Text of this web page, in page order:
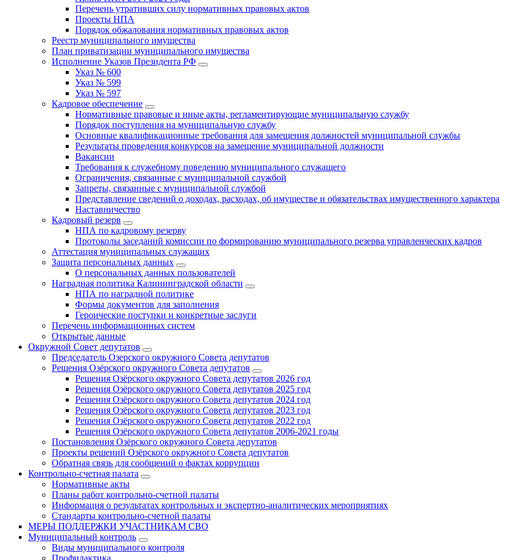
Перечень утративших силу нормативных правовых актов
Проекты НПА
Порядок обжалования нормативных правовых актов
Реестр муниципального имущества
План приватизации муниципального имущества
Исполнение Указов Президента РФ
Указ № 600
Указ № 599
Указ № 597
Кадровое обеспечение
Нормативные правовые и иные акты, регламентирующие муниципальную службу
Порядок поступления на муниципальную службу
Основные квалификационные требования для замещения должностей муниципальной службы
Результаты проведения конкурсов на замещение муниципальной должности
Вакансии
Требования к служебному поведению муниципального служащего
Ограничения, связанные с муниципальной службой
Запреты, связанные с муниципальной службой
Представление сведений о доходах, расходах, об имуществе и обязательствах имущественного характера
Наставничество
Кадровый резерв
НПА по кадровому резерву
Протоколы заседаний комиссии по формированию муниципального резерва управленческих кадров
Аттестация муниципальных служащих
Защита персональных данных
О персональных данных пользователей
Наградная политика Калининградской области
НПА по наградной политике
Формы документов для заполнения
Героические поступки и конкретные заслуги
Перечень информационных систем
Открытые данные
Окружной Совет депутатов
Председатель Озерского окружного Совета депутатов
Решения Озёрского окружного Совета депутатов
Решения Озёрского окружного Совета депутатов 2026 год
Решения Озёрского окружного Совета депутатов 2025 год
Решения Озёрского окружного Совета депутатов 2024 год
Решения Озёрского окружного Совета депутатов 2023 год
Решения Озёрского окружного Совета депутатов 2022 год
Решения Озёрского окружного Совета депутатов 2006-2021 годы
Постановления Озёрского окружного Совета депутатов
Проекты решений Озёрского окружного Совета депутатов
Обратная связь для сообщений о фактах коррупции
Контрольно-счетная палата
Нормативные акты
Планы работ контрольно-счетной палаты
Информация о результатах контрольных и экспертно-аналитических мероприятиях
Стандарты контрольно-счетной палаты
МЕРЫ ПОДДЕРЖКИ УЧАСТНИКАМ СВО
Муниципальный контроль
Виды муниципального контроля
Профилактика